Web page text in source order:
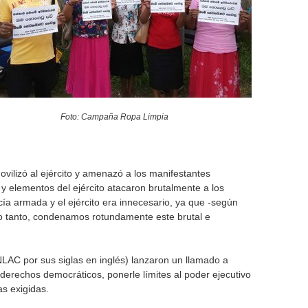
Foto: Campaña Ropa Limpia
al ejército y amenazó a los manifestantes
elementos del ejército atacaron brutalmente a los
armada y el ejército era innecesario, ya que -según
condenamos rotundamente este brutal e
por sus siglas en inglés) lanzaron un llamado a
democráticos, ponerle límites al poder ejecutivo
exigidas.
o